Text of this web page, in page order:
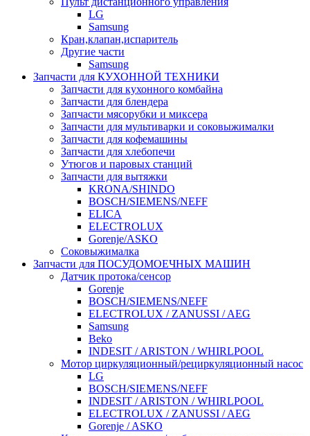
LG
Samsung
Кран,клапан,испаритель
Другие части
Samsung
Запчасти для КУХОННОЙ ТЕХНИКИ
Запчасти для кухонного комбайна
Запчасти для блендера
Запчасти мясорубки и миксера
Запчасти для мультиварки и соковыжималки
Запчасти для кофемашины
Запчасти для хлебопечи
Утюгов и паровых станций
Запчасти для вытяжки
KRONA/SHINDO
BOSCH/SIEMENS/NEFF
ELICA
ELECTROLUX
Gorenje/ASKO
Соковыжималка
Запчасти для ПОСУДОМОЕЧНЫХ МАШИН
Датчик протока/сенсор
Gorenje
BOSCH/SIEMENS/NEFF
ELECTROLUX / ZANUSSI / AEG
Samsung
Beko
INDESIT / ARISTON / WHIRLPOOL
Мотор циркуляционный/рециркуляционный насос
LG
BOSCH/SIEMENS/NEFF
INDESIT / ARISTON / WHIRLPOOL
ELECTROLUX / ZANUSSI / AEG
Gorenje / ASKO